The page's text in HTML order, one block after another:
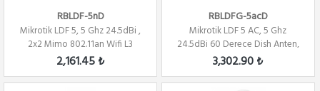
RBLDF-5nD
Mikrotik LDF 5, 5 Ghz 24.5dBi ,
2x2 Mimo 802.11an Wifi L3
2,161.45 ₺
RBLDFG-5acD
Mikrotik LDF 5 AC, 5 Ghz
24.5dBi 60 Derece Dish Anten,
2x2 802.11A...
3,302.90 ₺